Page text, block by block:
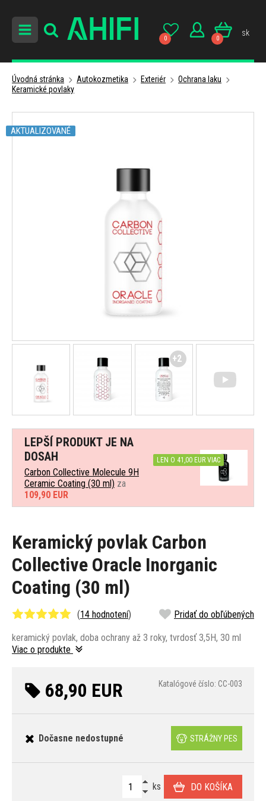
0 0
sk
Úvodná stránka Autokozmetika Exteriér
Ochrana laku
Keramické povlaky
Keramický povlak Carbon
Collective Oracle Inorganic
Coating (30 ml)
(14 hodnotení) Pridať do obľúbených
keramický povlak, doba ochrany až 3 roky, tvrdosť 3,5H, 30 ml
Viac o produkte
68,90 EUR Katalógové číslo: CC-003
Dočasne nedostupné STRÁŽNY PES
ks DO KOŠÍKA
AKTUALIZOVANÉ
+2
LEPŠÍ PRODUKT JE NA
DOSAH
Carbon Collective Molecule 9H
Ceramic Coating (30 ml) za
109,90 EUR
LEN O 41,00 EUR VIAC